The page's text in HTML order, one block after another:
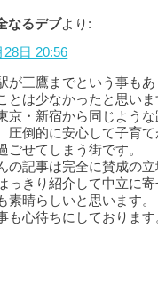
なるデブより:
28日 20:56
が三鷹までという事もあ
とは少なかったと思いま
京・新宿から同じよう
圧倒的に安心して子育
ごせてしまう街です。
の記事は完全に賛成の
っきり紹介して中立に
素晴らしいと思います。
も心待ちにしております